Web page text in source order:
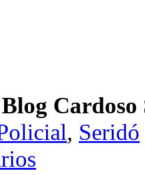
Blog Cardoso
, Seridó